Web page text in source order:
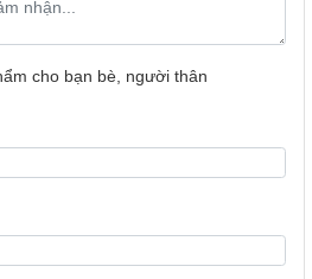
cho bạn bè, người thân